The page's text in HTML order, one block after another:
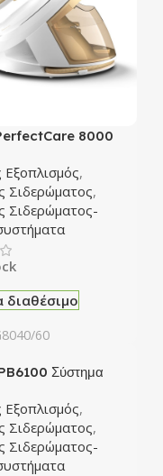
8000
Εξοπλισμός,
Σιδερώματος,
Σιδερώματος-
διαθέσιμο
60
Σύστημα
Εξοπλισμός,
Σιδερώματος,
Σιδερώματος-